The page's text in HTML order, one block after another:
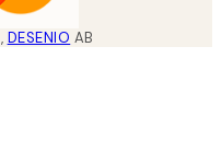
, DESENIO AB